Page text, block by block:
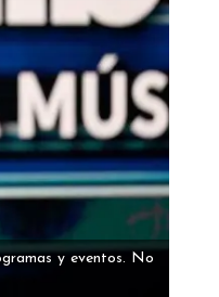
y eventos. No